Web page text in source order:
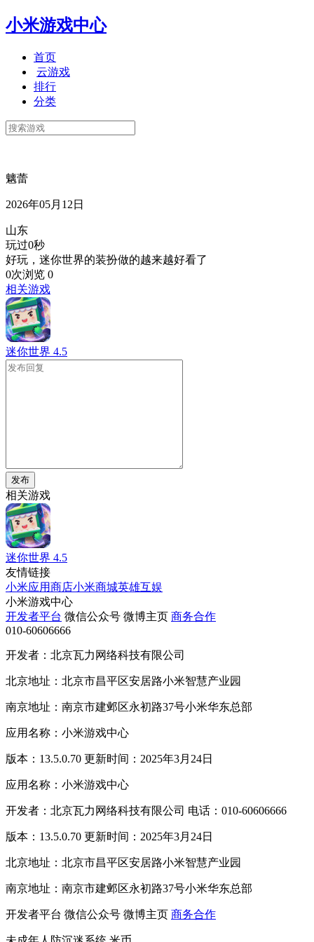
小米游戏中心
首页
云游戏
排行
分类
魑蕾
2026年05月12日
山东
玩过0秒
好玩，迷你世界的装扮做的越来越好看了
0次浏览 0
相关游戏
迷你世界 4.5
发布
相关游戏
迷你世界 4.5
友情链接
小米应用商店小米商城英雄互娱
小米游戏中心
开发者平台 微信公众号 微博主页 商务合作
010-60606666
开发者：北京瓦力网络科技有限公司
北京地址：北京市昌平区安居路小米智慧产业园
南京地址：南京市建邺区永初路37号小米华东总部
应用名称：小米游戏中心
版本：13.5.0.70 更新时间：2025年3月24日
应用名称：小米游戏中心
开发者：北京瓦力网络科技有限公司 电话：010-60606666
版本：13.5.0.70 更新时间：2025年3月24日
北京地址：北京市昌平区安居路小米智慧产业园
南京地址：南京市建邺区永初路37号小米华东总部
开发者平台 微信公众号 微博主页 商务合作